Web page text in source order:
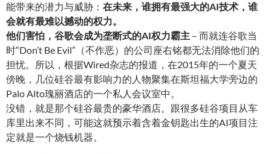
能带来的潜力与威胁： 在未来，谁拥有最强大的AI技术，谁
会就有最难以撼动的权力。
他们害怕，谷歌会成为垄断式的AI权力霸主 – 而就连谷歌当
时“Don’t Be Evil”（不作恶）的公司座右铭都无法消除他们的
担忧。所以，根据Wired杂志的报道，在2015年的一个夏天
傍晚，几位硅谷最有影响力的人物聚集在斯坦福大学旁边的
Palo Alto瑰丽酒店的一个私人会议室中。
没错，就是那个硅谷最贵的豪华酒店。跟很多硅谷项目从车
库里出来不同，可能这就预示着含着金钥匙出生的AI项目注
定就是一个烧钱机器。